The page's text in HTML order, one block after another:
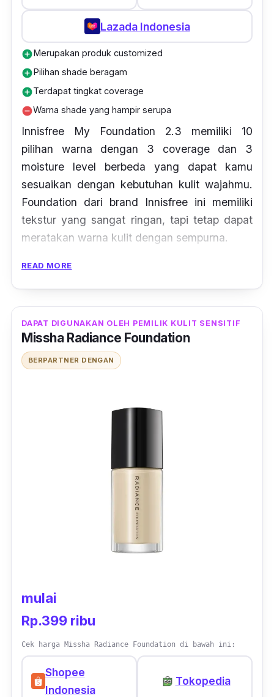
Lazada Indonesia
add_circleMerupakan produk customized
add_circlePilihan shade beragam
add_circleTerdapat tingkat coverage
remove_circleWarna shade yang hampir serupa
Innisfree My Foundation 2.3 memiliki 10
pilihan warna dengan 3 coveragedan 3
moisture level berbeda yang dapat kamu
sesuaikan dengan kebutuhan kulit wajahmu.
Foundation dari brand Innisfree ini memiliki
tekstur yang sangat ringan, tapi tetap dapat
meratakan warna kulit dengan sempurna.
Memiliki hasil akhir yang semi
foundationini mengandung mineral yang tidak
akan membuat kulit menjadi kering.
Ulasan Terpercaya: "First impression aku
suka sm foundie nya, lumayan encer jadi
gampang di ratakan. Coverage nya juga
bekas-bekas jerawat. Di area yang gampang
crack kek mata pun dia bisa bikin jadi samar.
Awet dipake seharian, ga oksidasi ga luntur
lagi karna ga bikin kulitku bruntusan walopun
- Esther2311, Member
READ MORE
DAPAT DIGUNAKAN OLEH PEMILIK KULIT SENSITIF
Missha Radiance Foundation
BERPARTNER DENGAN
mulai
Rp.399 ribu
Cek harga Missha Radiance Foundation di bawah ini:
Shopee
Indonesia
Tokopedia